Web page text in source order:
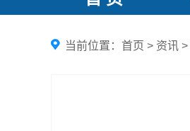
当前位置： 首页 > 资讯 >